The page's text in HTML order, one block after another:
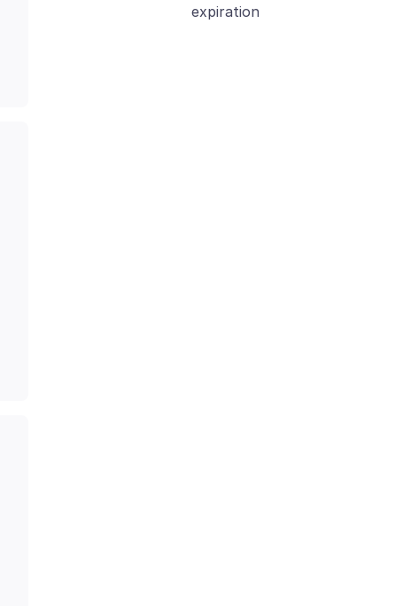
expiration